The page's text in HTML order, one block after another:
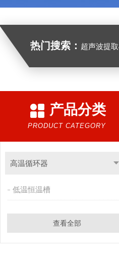
热门搜索： 超声波提
产品分类
PRODUCT CATEGORY
高温循环器
低温恒温槽
查看全部